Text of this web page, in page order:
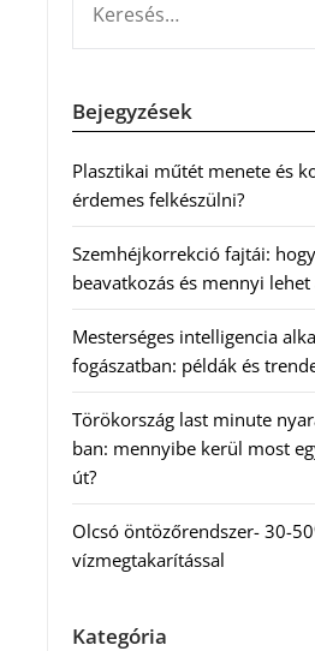
Bejegyzések
Plasztikai műtét menete és
érdemes felkészülni?
Szemhéjkorrekció fajtái:
beavatkozás és mennyi
Mesterséges intelligencia
fogászatban: példák és
Törökország last minute
ban: mennyibe kerül most
út?
Olcsó öntözőrendszer- 30-
vízmegtakarítással
Kategória